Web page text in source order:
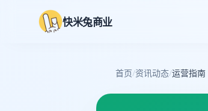
快米兔商业
首页/资讯动态/运营指南